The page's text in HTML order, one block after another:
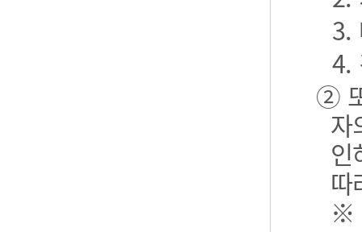
3.
4.
②
자
인
따
※